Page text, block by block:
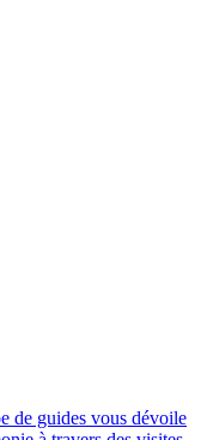
de guides vous dévoile